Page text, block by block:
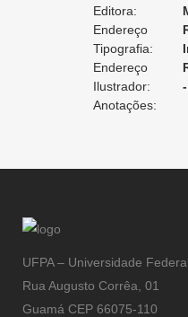
Edição:Editora:
Endereço
da Editora:
5/
Tipografia:
et
Endereço
da Tipografia:
Ilustrador:
-
Anotações:
UFPA – Universidade
Rua Augusto Corrêa, 01
Guamá CEP 66075-110